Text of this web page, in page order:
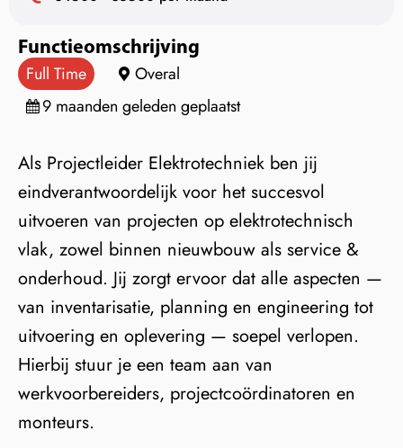
Functieomschrijving
Full Time
Overal
9 maanden geleden geplaatst
Als Projectleider Elektrotechniek ben jij
eindverantwoordelijk voor het succesvol
uitvoeren van projecten op elektrotechnisch
vlak, zowel binnen nieuwbouw als service &
onderhoud. Jij zorgt ervoor dat alle aspecten —
van inventarisatie, planning en engineering tot
uitvoering en oplevering — soepel verlopen.
Hierbij stuur je een team aan van
werkvoorbereiders, projectcoördinatoren en
monteurs.